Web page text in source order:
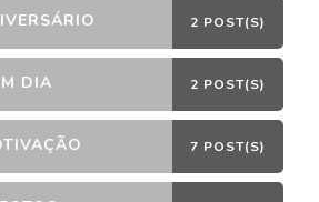
2 POST(S)
DIA 2 POST(S)
7 POST(S)